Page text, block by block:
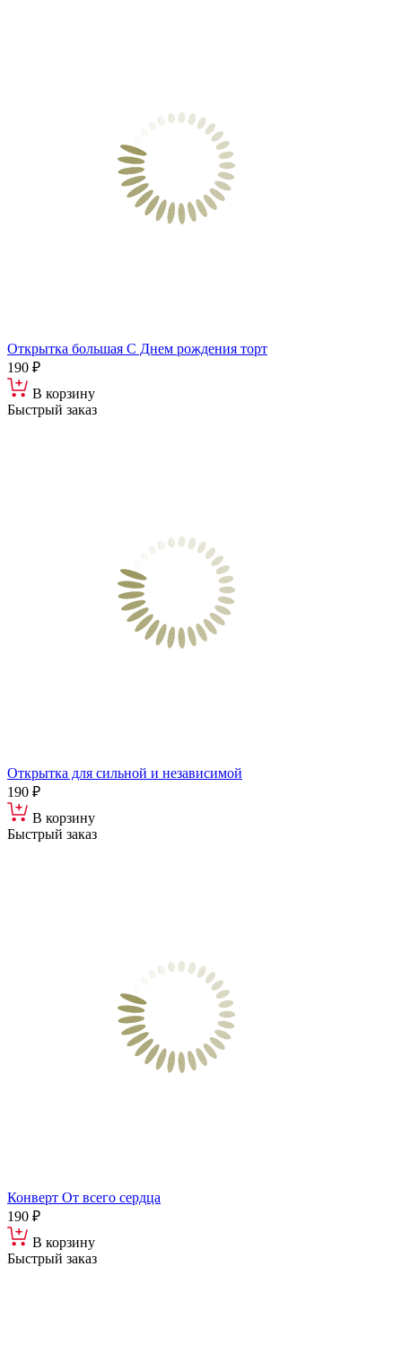
Открытка большая С Днем рождения торт
190 ₽
В корзину
Быстрый заказ
Открытка для сильной и независимой
190 ₽
В корзину
Быстрый заказ
Конверт От всего сердца
190 ₽
В корзину
Быстрый заказ